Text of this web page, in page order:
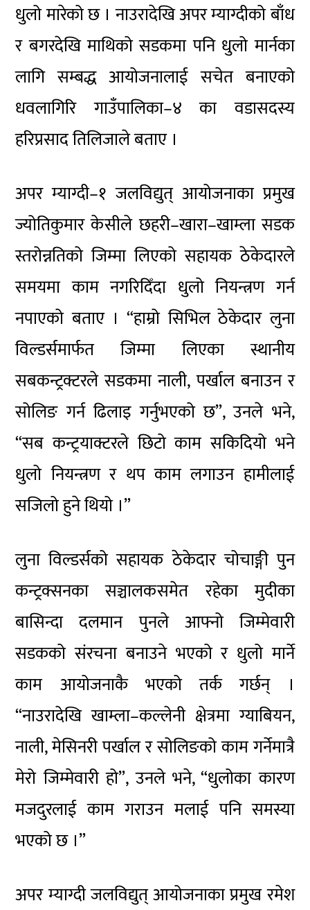
धुलो मारेको छ । नाउरादेखि अपर म्याग्दीको बाँध
र बगरदेखि माथिको सडकमा पनि धुलो मार्नका
लागि सम्बद्ध आयोजनालाई सचेत बनाएको
धवलागिरि गाउँपालिका–४ का वडासदस्य
हरिप्रसाद तिलिजाले बताए ।
अपर म्याग्दी–१ जलविद्युत् आयोजनाका प्रमुख
ज्योतिकुमार केसीले छहरी–खारा–खाम्ला सडक
स्तरोन्नतिको जिम्मा लिएको सहायक ठेकेदारले
समयमा काम नगरिदिँदा धुलो नियन्त्रण गर्न
नपाएको बताए । “हाम्रो सिभिल ठेकेदार लुना
विल्डर्समार्फत जिम्मा लिएका स्थानीय
सबकन्ट्रक्टरले सडकमा नाली, पर्खाल बनाउन र
सोलिङ गर्न ढिलाइ गर्नुभएको छ”, उनले भने,
“सब कन्ट्रयाक्टरले छिटो काम सकिदियो भने
धुलो नियन्त्रण र थप काम लगाउन हामीलाई
सजिलो हुने थियो ।”
लुना विल्डर्सको सहायक ठेकेदार चोचाङ्गी पुन
कन्ट्रक्सनका सञ्चालकसमेत रहेका मुदीका
बासिन्दा दलमान पुनले आफ्नो जिम्मेवारी
सडकको संरचना बनाउने भएको र धुलो मार्ने
काम आयोजनाकै भएको तर्क गर्छन् ।
“नाउरादेखि खाम्ला–कल्लेनी क्षेत्रमा ग्याबियन,
नाली, मेसिनरी पर्खाल र सोलिङको काम गर्नेमात्रै
मेरो जिम्मेवारी हो”, उनले भने, “धुलोका कारण
मजदुरलाई काम गराउन मलाई पनि समस्या
भएको छ ।”
अपर म्याग्दी जलविद्युत् आयोजनाका प्रमुख रमेश